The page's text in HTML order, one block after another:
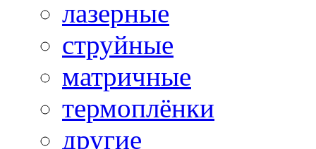
лазерные
струйные
матричные
термоплёнки
другие